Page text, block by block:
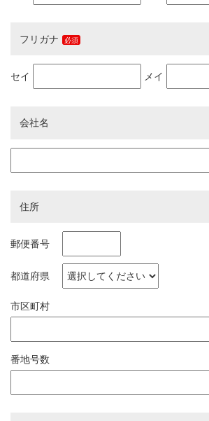
フリガナ
セイ メイ
会社名
住所
郵便番号
都道府県
市区町村
番地号数